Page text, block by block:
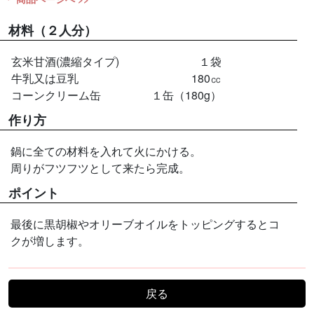
材料（２人分）
玄米甘酒(濃縮タイプ)
１袋
牛乳又は豆乳
180㏄
コーンクリーム缶
１缶（180g）
作り方
鍋に全ての材料を入れて火にかける。
周りがフツフツとして来たら完成。
ポイント
最後に黒胡椒やオリーブオイルをトッピングするとコ
クが増します。
戻る